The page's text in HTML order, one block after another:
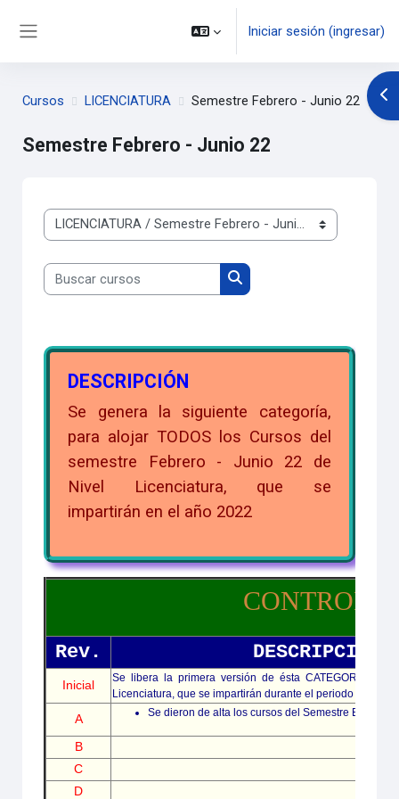
Iniciar sesión (ingresar)
Cursos LICENCIATURA Semestre Febrero - Junio 22
Semestre Febrero - Junio 22
Categorías
Buscar cursos
Buscar cursos
DESCRIPCIÓN
Se genera la siguiente categoría,
para alojar TODOS los Cursos del
semestre Febrero - Junio 22 de
Nivel Licenciatura, que se
impartirán en el año 2022
CONTROL
Rev. DESCRIPCIÓN.
Inicial
Se libera la primera versión de ésta CATEGORÍA
Licenciatura, que se impartirán durante el periodo de
A Se dieron de alta los cursos del Semestre ENE -
B
C
D